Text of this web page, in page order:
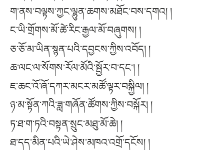
ག་ནས་བལྟས་ཀྱང་ལྷུན་ཆགས་མཐོང་བས་དགའ། །
ང་ཡི་གྲོགས་མོ་ཚེ་རིང་རྒྱལ་མོ་བཞུགས། །
ཅ་ཅོ་མ་ཡིན་སྙན་པའི་དབྱངས་ཀྱིས་འབོད། །
ཆ་ལང་ལ་སོགས་རོལ་མོའི་སྦྱོར་བ་དང་། །
ཇ་ཆང་འོ་ཞོ་དཀར་མངར་མཚོ་ལྟར་བསྐྱིལ། །
ཉ་མ་སྟོན་ཀའི་ཟླ་གཞོན་ཚོགས་ཀྱིས་བསྐོར། །
ཏ་ཐ་ག་ཏའི་བསྟན་སྲུང་མཐུ་མོ་ཆེ། །
ཐ་དད་མིན་པའི་ཡེ་ཤེས་མཁའ་འགྲོ་དངོས། །